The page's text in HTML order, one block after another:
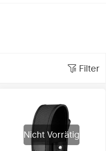
Filter
Nicht Vorrätig